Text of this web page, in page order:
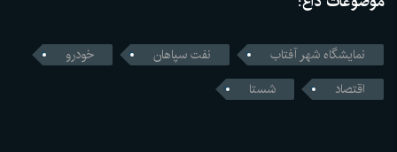
۱۴۰۵/۵/۱۶
رونمایی چین از نخستین استاندارد اجباری ایمنی خودروهای
نمایشگاه شهر آفتاب نفت سپاهان
خودرو
اقتصاد
شستا